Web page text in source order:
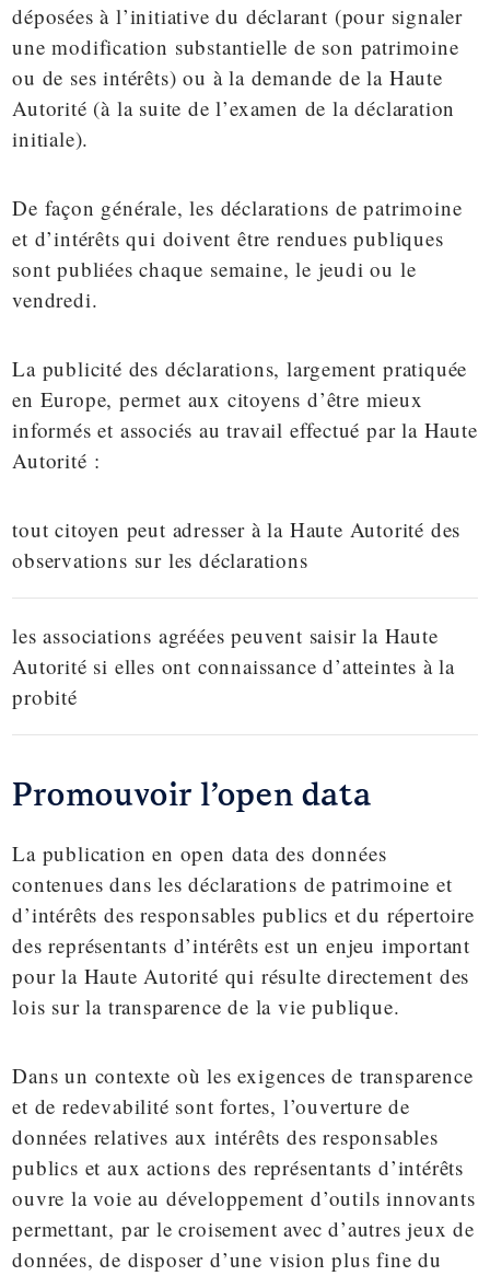
déposées à l’initiative du déclarant (pour signaler
une modification substantielle de son patrimoine
ou de ses intérêts) ou à la demande de la Haute
Autorité (à la suite de l’examen de la déclaration
initiale).
De façon générale, les déclarations de patrimoine
et d’intérêts qui doivent être rendues publiques
sont publiées chaque semaine, le jeudi ou le
vendredi.
La publicité des déclarations, largement pratiquée
en Europe, permet aux citoyens d’être mieux
informés et associés au travail effectué par la Haute
Autorité :
tout citoyen peut adresser à la Haute Autorité des
observations sur les déclarations
les associations agréées peuvent saisir la Haute
Autorité si elles ont connaissance d’atteintes à la
probité
Promouvoir l’open data
La publication en open data des données
contenues dans les déclarations de patrimoine et
d’intérêts des responsables publics et du répertoire
des représentants d’intérêts est un enjeu important
pour la Haute Autorité qui résulte directement des
lois sur la transparence de la vie publique.
Dans un contexte où les exigences de transparence
et de redevabilité sont fortes, l’ouverture de
données relatives aux intérêts des responsables
publics et aux actions des représentants d’intérêts
ouvre la voie au développement d’outils innovants
permettant, par le croisement avec d’autres jeux de
données, de disposer d’une vision plus fine du